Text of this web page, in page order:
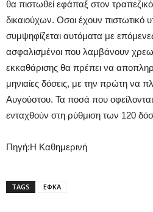
θα πιστωθεί εφάπαξ στον
δικαιούχων. Οσοι έχουν
συμψηφίζεται αυτόματα με
ασφαλισμένοι που λαμβάνουν
εκκαθάρισης θα πρέπει να
μηνιαίες δόσεις, με την πρώτη να
Αυγούστου. Τα ποσά που
ενταχθούν στη ρύθμιση των 120
Πηγή:Η Καθημερινή
TAGS ΕΦΚΑ